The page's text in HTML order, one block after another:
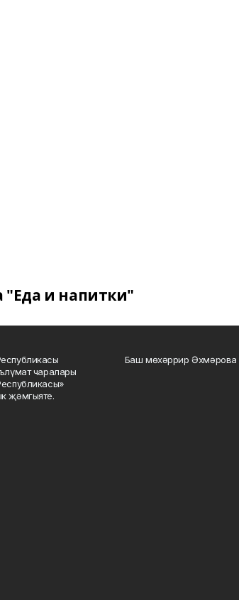
"Еда и напитки"
чаралары
җәмгыяте.
Баш мөхәррир